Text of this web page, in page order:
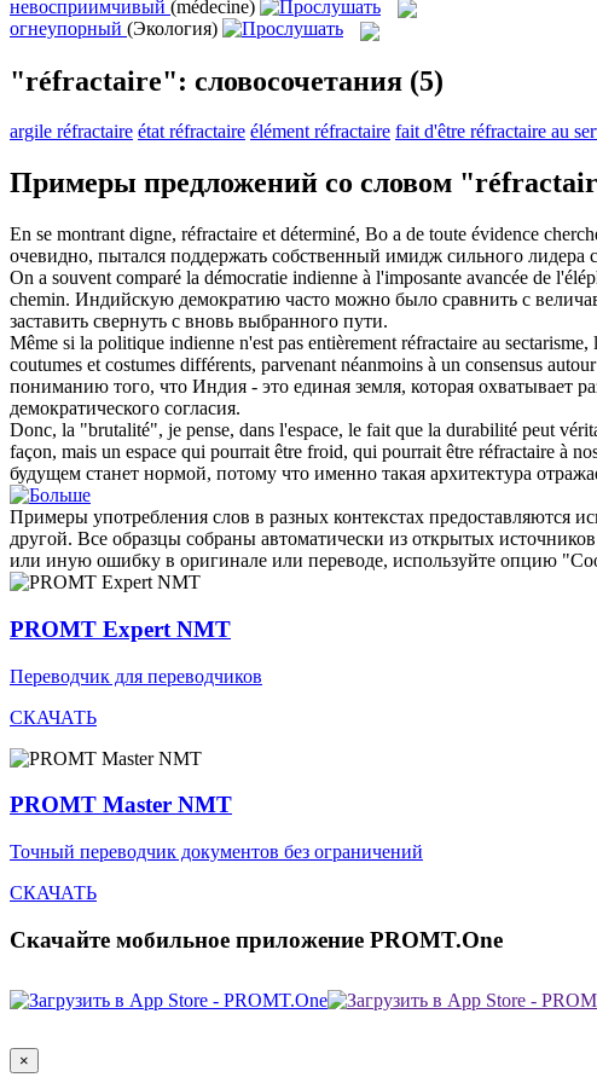
невосприимчивый (médecine)
огнеупорный (Экология)
"réfractaire": словосочетания (5)
argile réfractaire état réfractaire élément réfractaire fait d'être réfractaire au
Примеры предложений со словом
En se montrant digne, réfractaire et déterminé, Bo a de toute évidence
очевидно, пытался поддержать собственный имидж сильного лидера
On a souvent comparé la démocratie indienne à l'imposante avancée de
chemin. Индийскую демократию часто можно было сравнить с
заставить свернуть с вновь выбранного пути.
Même si la politique indienne n'est pas entièrement réfractaire au
coutumes et costumes différents, parvenant néanmoins à un consensus
пониманию того, что Индия - это единая земля, которая охватывает
демократического согласия.
Donc, la "brutalité", je pense, dans l'espace, le fait que la durabilité peut
façon, mais un espace qui pourrait être froid, qui pourrait être réfractaire à
будущем станет нормой, потому что именно такая архитектура
Примеры употребления слов в разных контекстах предоставляются
другой. Все образцы собраны автоматически из открытых
или иную ошибку в оригинале или переводе, используйте опцию
PROMT Expert NMT
Переводчик для переводчиков
СКАЧАТЬ
PROMT Master NMT
Точный переводчик документов без ограничений
СКАЧАТЬ
Скачайте мобильное приложение PROMT.One
×